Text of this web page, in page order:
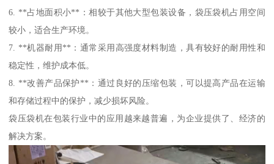
6. **占地面积小**：相较于其他大型包装设备，袋压袋机占用空间
较小，适合生产环境。
7. **机器耐用**：通常采用高强度材料制造，具有较好的耐用性和
稳定性，维护成本低。
8. **改善产品保护**：通过良好的压缩包装，可以提高产品在运输
和存储过程中的保护，减少损坏风险。
袋压袋机在包装行业中的应用越来越普遍，为企业提供了、经济的
解决方案。